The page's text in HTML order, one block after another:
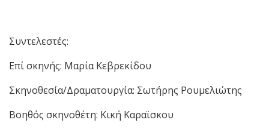
Συντελεστές:
Επί σκηνής: Μαρία Κεβρεκίδου
Σκηνοθεσία/Δραματουργία: Σωτήρης Ρουμελιώτης
Βοηθός σκηνοθέτη: Κική Καραϊσκου